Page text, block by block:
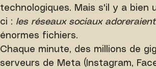
technologiques. Mais s'il y a bien
ci : les réseaux sociaux
énormes fichiers.
Chaque minute, des millions de
serveurs de Meta (Instagram,